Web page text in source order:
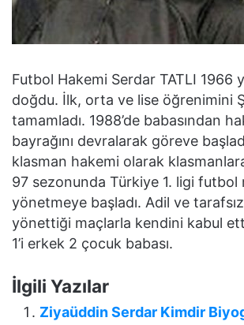
Futbol Hakemi Serdar TATLI 1966
doğdu. İlk, orta ve lise öğrenimini
tamamladı. 1988’de babasından
bayrağını devralarak göreve
klasman hakemi olarak
97 sezonunda Türkiye 1. ligi futbol
yönetmeye başladı. Adil ve
yönettiği maçlarla kendini kabul
1’i erkek 2 çocuk babası.
İlgili Yazılar
Ziyaüddin Serdar Kimdir